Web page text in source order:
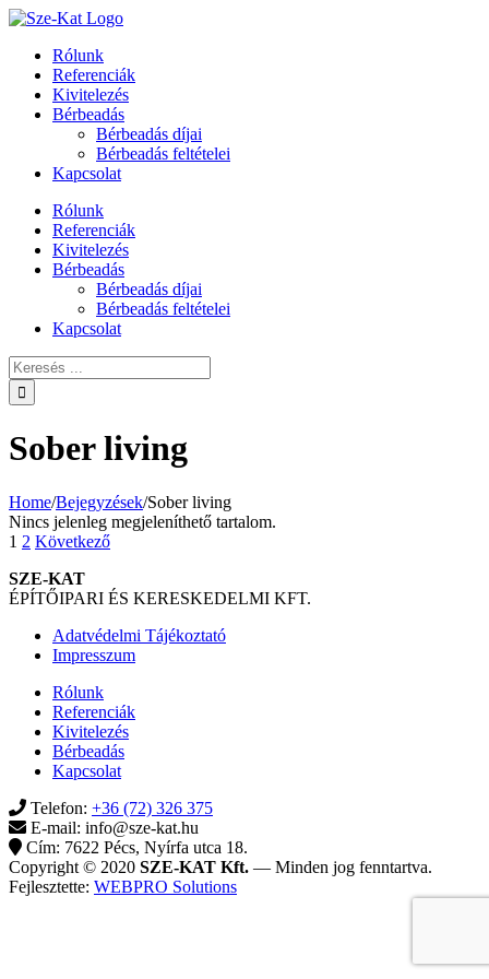
Skip
contentRólunk
Referenciák
Kivitelezés
Bérbeadás
Bérbeadás díjai
Bérbeadás feltételei
Kapcsolat
Rólunk
Referenciák
Kivitelezés
Bérbeadás
Bérbeadás díjai
Bérbeadás feltételei
Kapcsolat
Keresés:
Sober living
Home/Bejegyzések/Sober living
Nincs jelenleg megjeleníthető tartalom.
Bejegyzések
lapozása
1 2 Következő
SZE-KAT
ÉPÍTŐIPARI ÉS KERESKEDELMI KFT.
Adatvédelmi Tájékoztató
Impresszum
Rólunk
Referenciák
Kivitelezés
Bérbeadás
Kapcsolat
Telefon: +36 (72) 326 375
E-mail: info@sze-kat.hu
Cím: 7622 Pécs, Nyírfa utca 18.
Copyright © 2020 SZE-KAT Kft. — Minden jog fenntartva.
Fejlesztette: WEBPRO Solutions